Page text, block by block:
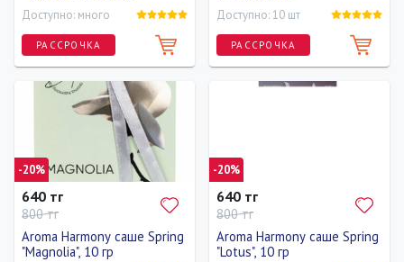
Доступно: много
РАССРОЧКА
Доступно: 10 шт
РАССРОЧКА
-20%
640 тг
800 тг
Aroma Harmony саше Spring
"Magnolia", 10 гр
-20%
640 тг
800 тг
Aroma Harmony саше Spring
"Lotus", 10 гр